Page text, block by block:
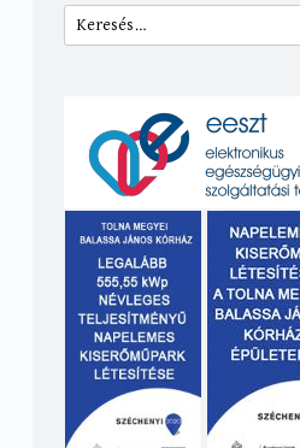
Keresés: